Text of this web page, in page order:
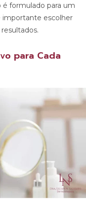
formulado para um
importante escolher
para Cada